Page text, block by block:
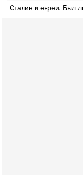
Сталин и евреи. Был